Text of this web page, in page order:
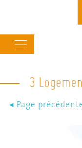
navigation
3